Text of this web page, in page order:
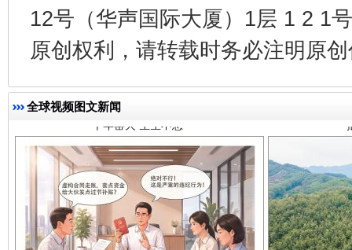
12号（华声国际大厦）1层 1 2 1
原创权利，请转载时务必注明原
全球视频图文新闻
千年窑火 生生不息
揭开“小金库”的免责幌子